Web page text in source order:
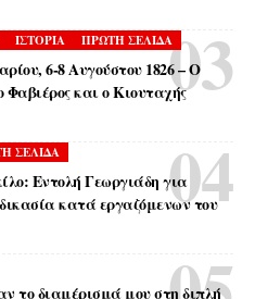
ΙΣΤΟΡΙΑ ΠΡΩΤΗ ΣΕΛΙΔΑ
6-8 Αυγούστου 1826 – Ο
και ο Κιουταχής
ΣΕΛΙΔΑ
Εντολή Γεωργιάδη για
κατά εργαζόμενων του
το διαμέρισμά μου στη διπλή